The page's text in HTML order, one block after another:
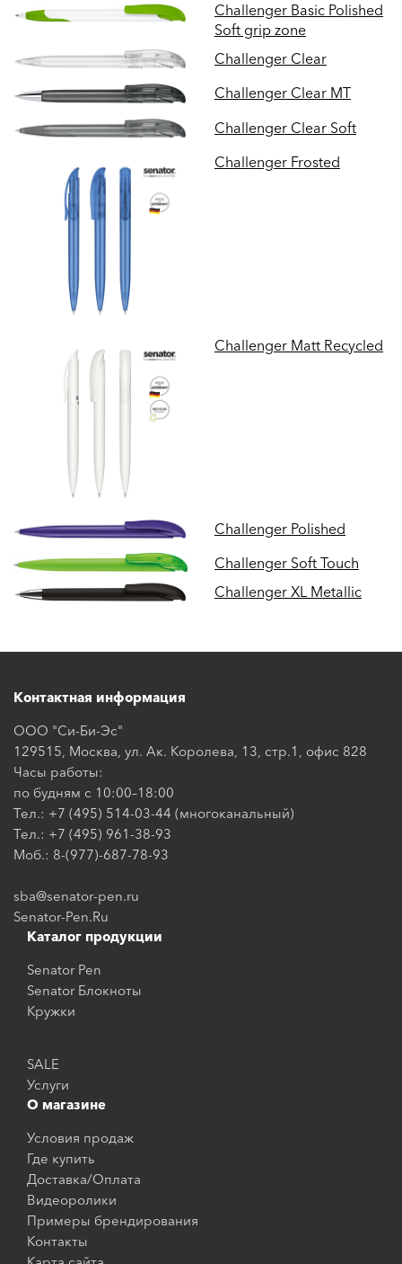
Challenger Basic Polished
Soft grip zone
Challenger Clear
Challenger Clear MT
Challenger Clear Soft
Challenger Frosted
Challenger Matt Recycled
Challenger Polished
Challenger Soft Touch
Challenger XL Metallic
Контактная информация
ООО "Си-Би-Эс"
129515, Москва, ул. Ак. Королева, 13, стр.1, офис 828
Часы работы:
по будням с 10:00–18:00
Тел.: +7 (495) 514-03-44 (многоканальный)
Тел.: +7 (495) 961-38-93
Моб.: 8-(977)-687-78-93
sba@senator-pen.ru
Senator-Pen.Ru
Каталог продукции
Senator Pen
Senator Блокноты
Кружки
SALE
Услуги
О магазине
Условия продаж
Где купить
Доставка/Оплата
Видеоролики
Примеры брендирования
Контакты